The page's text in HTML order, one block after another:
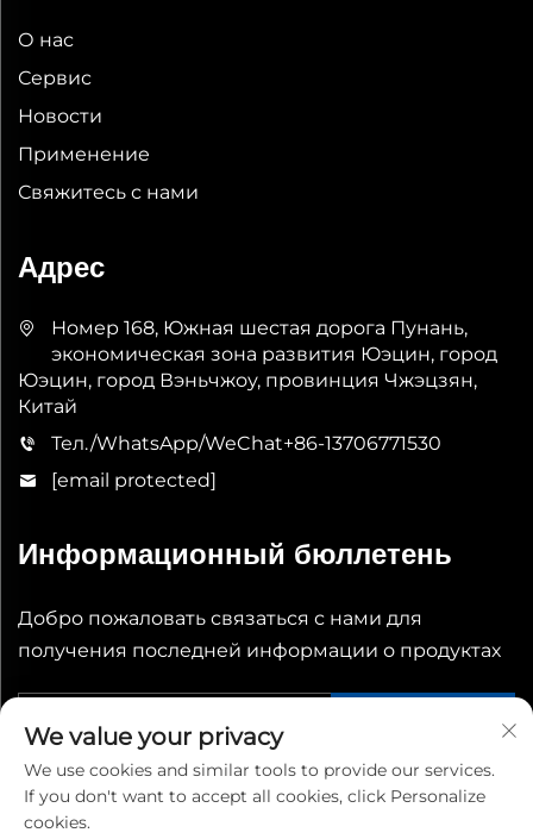
О нас
Сервис
Новости
Применение
Свяжитесь с нами
Адрес
Номер 168, Южная шестая дорога Пунань,
экономическая зона развития Юэцин, город
Юэцин, город Вэньчжоу, провинция Чжэцзян,
Китай
Тел./WhatsApp/WeChat+86-13706771530
[email protected]
Информационный бюллетень
Добро пожаловать связаться с нами для
получения последней информации о продуктах
We value your privacy
We use cookies and similar tools to provide our services.
If you don't want to accept all cookies, click Personalize
cookies.